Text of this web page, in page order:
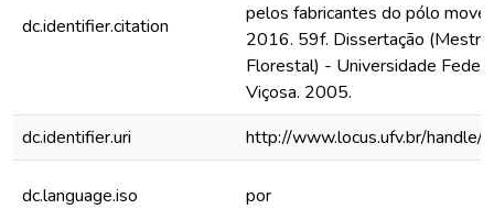
dc.identifier.citation
pelos fabricantes do pólo
2016. 59f. Dissertação
Florestal) - Universidade
Viçosa. 2005.
dc.identifier.uri
http://www.locus.ufv.br/
dc.language.iso por